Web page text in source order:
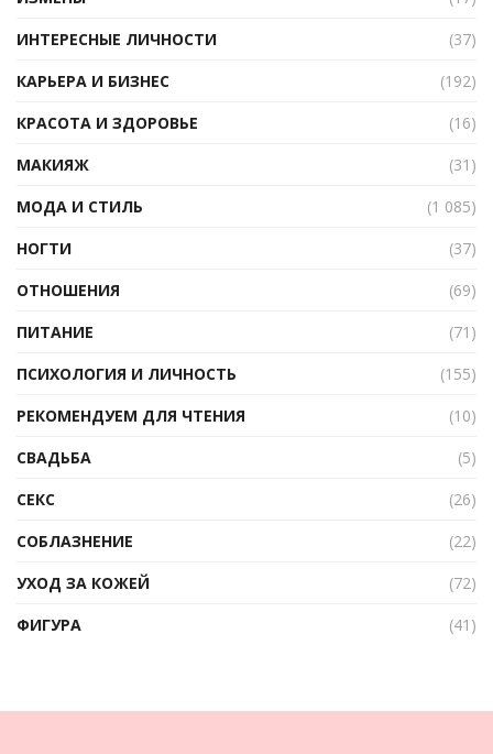
ИНТЕРЕСНЫЕ ЛИЧНОСТИ
(37)
КАРЬЕРА И БИЗНЕС
(192)
КРАСОТА И ЗДОРОВЬЕ
(16)
МАКИЯЖ
(31)
МОДА И СТИЛЬ
(1 085)
НОГТИ
(37)
ОТНОШЕНИЯ
(69)
ПИТАНИЕ
(71)
ПСИХОЛОГИЯ И ЛИЧНОСТЬ
(155)
РЕКОМЕНДУЕМ ДЛЯ ЧТЕНИЯ
(10)
СВАДЬБА
(5)
СЕКС
(26)
СОБЛАЗНЕНИЕ
(22)
УХОД ЗА КОЖЕЙ
(72)
ФИГУРА
(41)